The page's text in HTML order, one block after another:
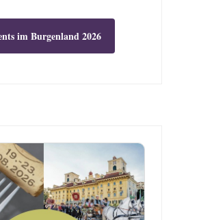
im Burgenland 2026